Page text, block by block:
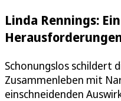
Linda Rennings:
Schonungslos schildert
Zusammenleben mit
einschneidenden